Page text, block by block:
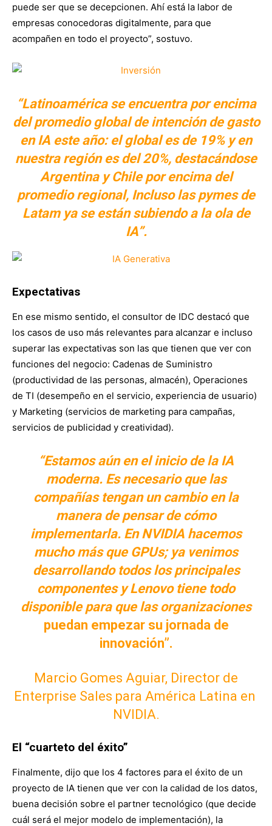
puede ser que se decepcionen. Ahí está la labor de
empresas conocedoras digitalmente, para que
acompañen en todo el proyecto”, sostuvo.
“Latinoamérica se encuentra por encima
del promedio global de intención de gasto
en IA este año: el global es de 19% y en
nuestra región es del 20%, destacándose
Argentina y Chile por encima del
promedio regional, Incluso las pymes de
Latam ya se están subiendo a la ola de
IA”.
Expectativas
En ese mismo sentido, el consultor de IDC destacó que
los casos de uso más relevantes para alcanzar e incluso
superar las expectativas son las que tienen que ver con
funciones del negocio: Cadenas de Suministro
(productividad de las personas, almacén), Operaciones
de TI (desempeño en el servicio, experiencia de usuario)
y Marketing (servicios de marketing para campañas,
servicios de publicidad y creatividad).
“Estamos aún en el inicio de la IA
moderna. Es necesario que las
compañías tengan un cambio en la
manera de pensar de cómo
implementarla. En NVIDIA hacemos
mucho más que GPUs; ya venimos
desarrollando todos los principales
componentes y Lenovo tiene todo
disponible para que las organizaciones
puedan empezar su jornada de
innovación”.
Marcio Gomes Aguiar, Director de
Enterprise Sales para América Latina en
NVIDIA.
El “cuarteto del éxito”
Finalmente, dijo que los 4 factores para el éxito de un
proyecto de IA tienen que ver con la calidad de los datos,
buena decisión sobre el partner tecnológico (que decide
cuál será el mejor modelo de implementación), la